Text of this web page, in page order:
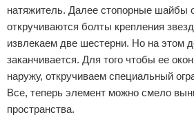
натяжитель. Далее стопорные шайбы
откручиваются болты крепления
извлекаем две шестерни. Но на этом
заканчивается. Для того чтобы ее
наружу, откручиваем специальный
Все, теперь элемент можно смело
пространства.